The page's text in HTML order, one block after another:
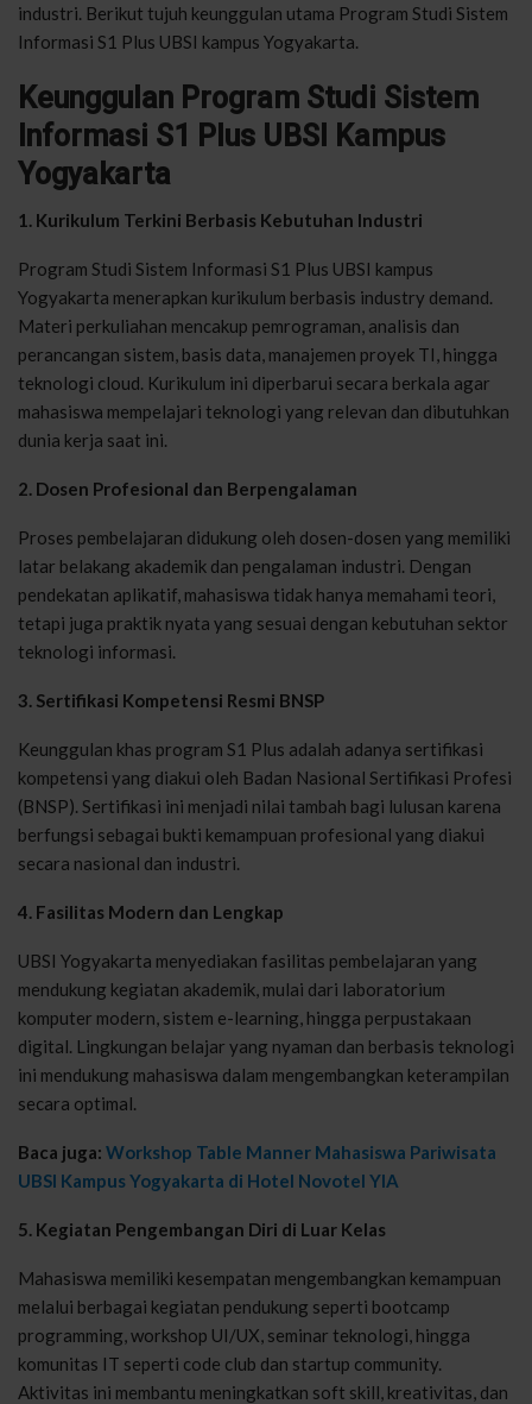
industri. Berikut tujuh keunggulan utama Program Studi Sistem
Informasi S1 Plus UBSI kampus Yogyakarta.
Keunggulan Program Studi Sistem
Informasi S1 Plus UBSI Kampus
Yogyakarta
1. Kurikulum Terkini Berbasis Kebutuhan Industri
Program Studi Sistem Informasi S1 Plus UBSI kampus
Yogyakarta menerapkan kurikulum berbasis industry demand.
Materi perkuliahan mencakup pemrograman, analisis dan
perancangan sistem, basis data, manajemen proyek TI, hingga
teknologi cloud. Kurikulum ini diperbarui secara berkala agar
mahasiswa mempelajari teknologi yang relevan dan dibutuhkan
dunia kerja saat ini.
2. Dosen Profesional dan Berpengalaman
Proses pembelajaran didukung oleh dosen-dosen yang memiliki
latar belakang akademik dan pengalaman industri. Dengan
pendekatan aplikatif, mahasiswa tidak hanya memahami teori,
tetapi juga praktik nyata yang sesuai dengan kebutuhan sektor
teknologi informasi.
3. Sertifikasi Kompetensi Resmi BNSP
Keunggulan khas program S1 Plus adalah adanya sertifikasi
kompetensi yang diakui oleh Badan Nasional Sertifikasi Profesi
(BNSP). Sertifikasi ini menjadi nilai tambah bagi lulusan karena
berfungsi sebagai bukti kemampuan profesional yang diakui
secara nasional dan industri.
4. Fasilitas Modern dan Lengkap
UBSI Yogyakarta menyediakan fasilitas pembelajaran yang
mendukung kegiatan akademik, mulai dari laboratorium
komputer modern, sistem e-learning, hingga perpustakaan
digital. Lingkungan belajar yang nyaman dan berbasis teknologi
ini mendukung mahasiswa dalam mengembangkan keterampilan
secara optimal.
Baca juga: Workshop Table Manner Mahasiswa Pariwisata
UBSI Kampus Yogyakarta di Hotel Novotel YIA
5. Kegiatan Pengembangan Diri di Luar Kelas
Mahasiswa memiliki kesempatan mengembangkan kemampuan
melalui berbagai kegiatan pendukung seperti bootcamp
programming, workshop UI/UX, seminar teknologi, hingga
komunitas IT seperti code club dan startup community.
Aktivitas ini membantu meningkatkan soft skill, kreativitas, dan